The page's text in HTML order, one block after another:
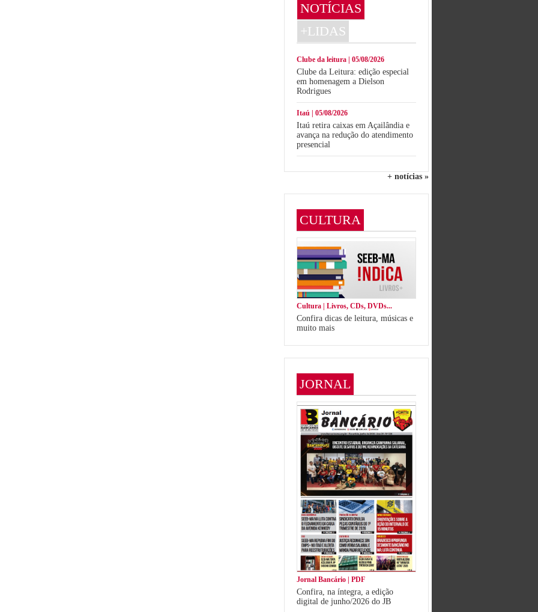
NOTÍCIAS
+LIDAS
Clube da leitura | 05/08/2026
Clube da Leitura: edição especial
em homenagem a Dielson
Rodrigues
Itaú | 05/08/2026
Itaú retira caixas em Açailândia e
avança na redução do atendimento
presencial
+ notícias »
CULTURA
Cultura | Livros, CDs, DVDs...
Confira dicas de leitura, músicas e
muito mais
JORNAL
Jornal Bancário | PDF
Confira, na íntegra, a edição
digital de junho/2026 do JB